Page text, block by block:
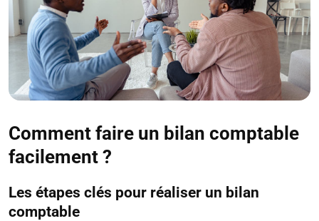
Comment faire un bilan comptable
facilement ?
Les étapes clés pour réaliser un bilan
comptable